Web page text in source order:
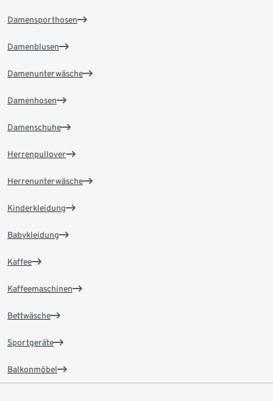
Damensporthosen
Damenblusen
Damenunterwäsche
Damenhosen
Damenschuhe
Herrenpullover
Herrenunterwäsche
Kinderkleidung
Babykleidung
Kaffee
Kaffeemaschinen
Bettwäsche
Sportgeräte
Balkonmöbel